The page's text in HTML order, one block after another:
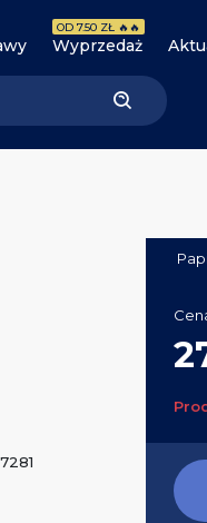
Wyprzedaż
OD 7.50 ZŁ 🔥🔥